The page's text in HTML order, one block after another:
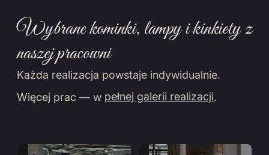
Wybrane kominki, lampy i kinkiety z
naszej pracowni
Każda realizacja powstaje indywidualnie.
Więcej prac — w pełnej galerii realizacji.